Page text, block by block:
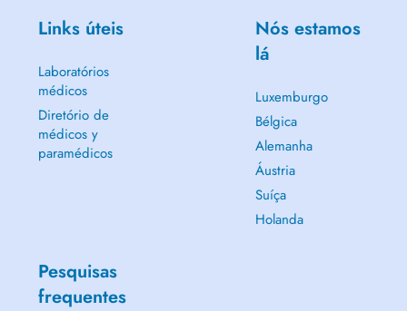
Links úteis
Laboratórios
médicos
Diretório de
médicos y
paramédicos
Nós estamos
lá
Luxemburgo
Bélgica
Alemanha
Áustria
Suíça
Holanda
Pesquisas
frequentes